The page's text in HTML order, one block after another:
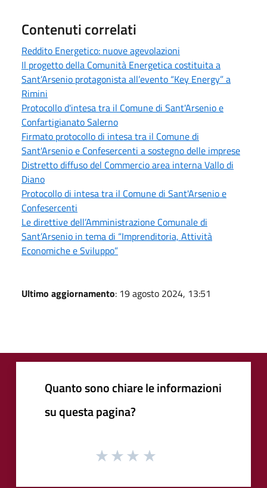
Contenuti correlati
Reddito Energetico: nuove agevolazioni
Il progetto della Comunità Energetica costituita a
Sant’Arsenio protagonista all’evento “Key Energy” a
Rimini
Protocollo d'intesa tra il Comune di Sant'Arsenio e
Confartigianato Salerno
Firmato protocollo di intesa tra il Comune di
Sant'Arsenio e Confesercenti a sostegno delle imprese
Distretto diffuso del Commercio area interna Vallo di
Diano
Protocollo di intesa tra il Comune di Sant'Arsenio e
Confesercenti
Le direttive dell’Amministrazione Comunale di
Sant’Arsenio in tema di “Imprenditoria, Attività
Economiche e Sviluppo”
Ultimo aggiornamento: 19 agosto 2024, 13:51
Quanto sono chiare le informazioni
su questa pagina?